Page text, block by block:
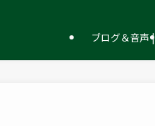
ブログ＆音声 |